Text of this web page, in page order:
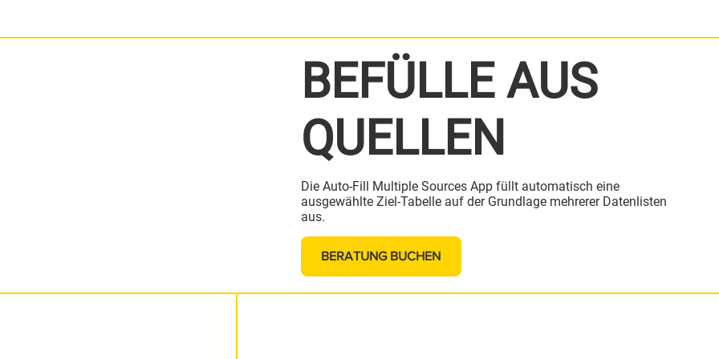
BEFÜLLE AUS
QUELLEN
Die Auto-Fill Multiple Sources App füllt automatisch eine
ausgewählte Ziel-Tabelle auf der Grundlage mehrerer Datenlisten
aus.
BERATUNG BUCHEN